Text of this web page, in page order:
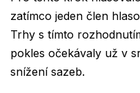
zatímco jeden člen
Trhy s tímto
pokles očekávaly už v
snížení sazeb.